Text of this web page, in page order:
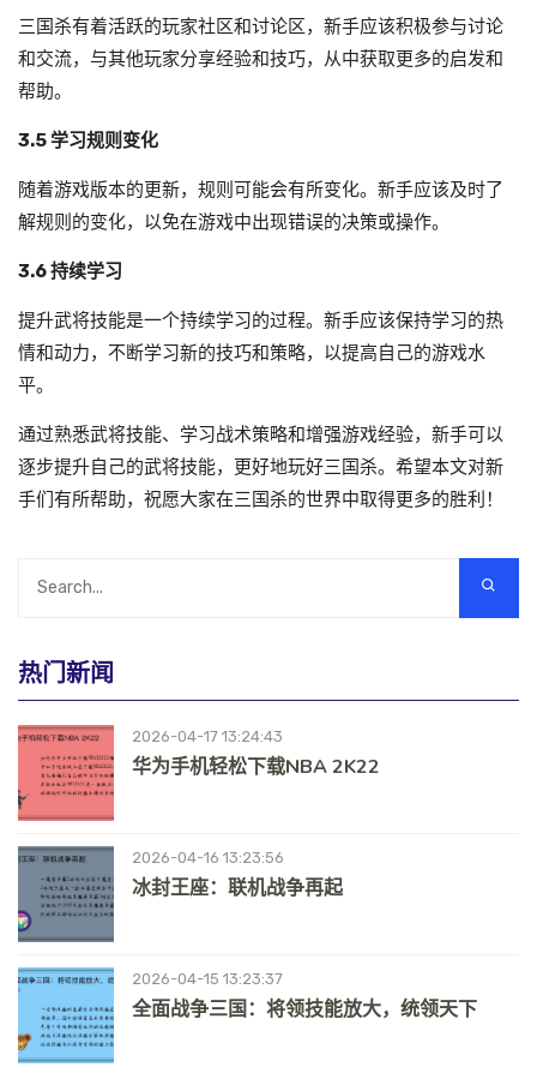
三国杀有着活跃的玩家社区和讨论区，新手应该积极参与讨论
和交流，与其他玩家分享经验和技巧，从中获取更多的启发和
帮助。
3.5 学习规则变化
随着游戏版本的更新，规则可能会有所变化。新手应该及时了
解规则的变化，以免在游戏中出现错误的决策或操作。
3.6 持续学习
提升武将技能是一个持续学习的过程。新手应该保持学习的热
情和动力，不断学习新的技巧和策略，以提高自己的游戏水
平。
通过熟悉武将技能、学习战术策略和增强游戏经验，新手可以
逐步提升自己的武将技能，更好地玩好三国杀。希望本文对新
手们有所帮助，祝愿大家在三国杀的世界中取得更多的胜利！
热门新闻
2026-04-17 13:24:43
华为手机轻松下载NBA 2K22
2026-04-16 13:23:56
冰封王座：联机战争再起
2026-04-15 13:23:37
全面战争三国：将领技能放大，统领天下